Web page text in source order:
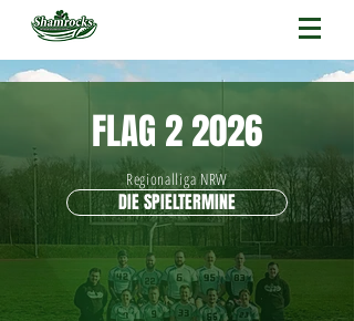
FLAG 2 2026
Regionalliga NRW
DIE SPIELTERMINE